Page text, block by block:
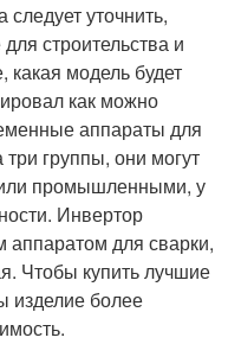
уточнить,
строительства и
какая модель будет
как можно
аппараты для
группы, они могут
промышленными, у
Инвертор
для сварки,
Чтобы купить лучшие
изделие более